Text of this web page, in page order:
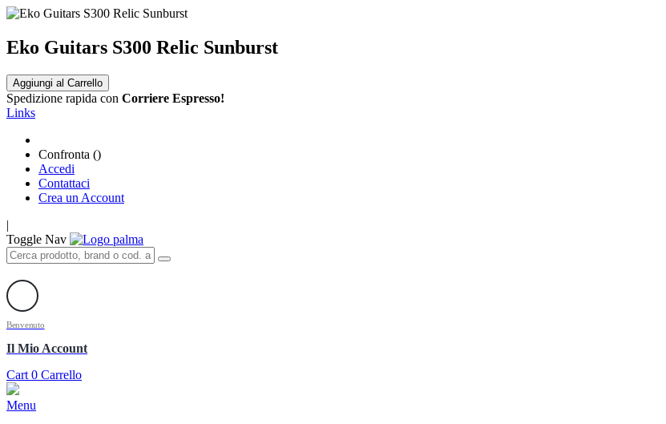
Eko Guitars S300 Relic Sunburst
Aggiungi al Carrello
Spedizione rapida con Corriere Espresso!
Links
Confronta ()
Accedi
Contattaci
Crea un Account
|
Toggle Nav
Benvenuto
Il Mio Account
Cart 0 Carrello
Menu